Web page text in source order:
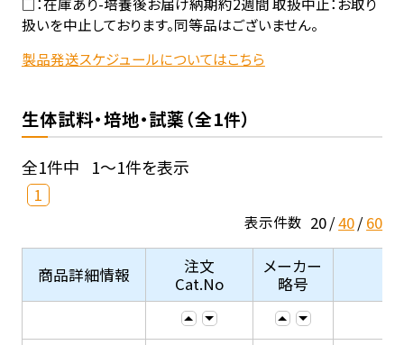
扱いを中止しております。同等品はございません。
製品発送スケジュールについてはこちら
生体試料・培地・試薬（全1件）
全1件中 1～1件を表示
1
表示件数 20 40 60
商品詳細情報
注文
Cat.No
メーカー
略号